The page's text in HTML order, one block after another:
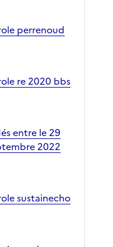
perrenoud
re 2020 bbs
entre le 29
2022
sustainecho